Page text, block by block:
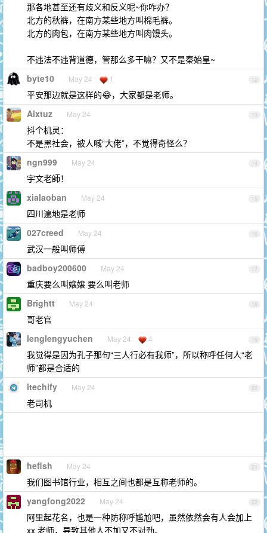
那各地甚至还有歧义和反义呢~你咋办？
北方的秋裤，在南方某些地方叫棉毛裤。
北方的肉包，在南方某些地方叫肉馒头。
不违法不违背道德，管那么多干嘛？又不是秦始皇~
12
byte10 May 24 1
平安那边就是这样的😂，大家都是老师。
13
Aixtuz May 24
抖个机灵：
不是黑社会，被人喊“大佬”，不觉得奇怪么？
14
ngn999 May 24
宇文老師！
15
xialaoban May 24
四川遍地是老师
16
027creed May 24
武汉一般叫师傅
17
badboy200600 May 24
重庆要么叫嬢嬢 要么叫老师
18
Brightt May 24
哥老官
19
lenglengyuchen May 24 4
我觉得是因为孔子那句“三人行必有我师”，所以称呼任何人“老
师”都是合适的
20
itechify May 24
老司机
21
hefish May 24
我们图书馆行业，相互之间也都是互称老师的。
22
yangfong2022 May 24
阿里起花名，也是一种防称呼尴尬吧，虽然依然会有人会加上
xx 老师，导致其他人不加又不对劲。